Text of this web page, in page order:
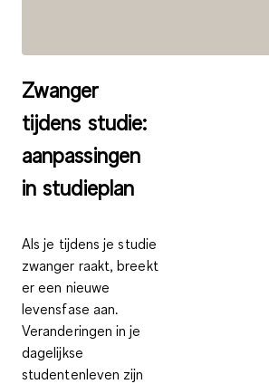
Zwanger
tijdens studie:
aanpassingen
in studieplan
Als je tijdens je studie
zwanger raakt, breekt
er een nieuwe
levensfase aan.
Veranderingen in je
dagelijkse
studentenleven zijn